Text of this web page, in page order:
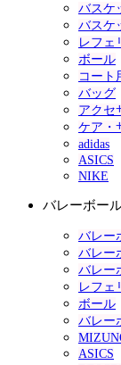
バスケ
バスケ
レフェ
ボール
コート
バッグ
アクセ
ケア・
adidas
ASICS
NIKE
バレーボー
バレー
バレー
バレー
レフェ
ボール
バレー
ASICS